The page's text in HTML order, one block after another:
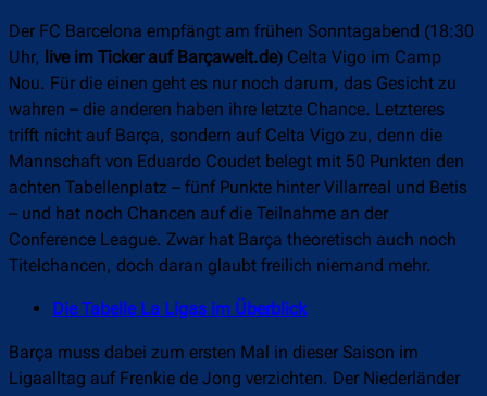
Der FC Barcelona empfängt am frühen Sonntagabend (18:30
Uhr, live im Ticker auf Barçawelt.de) Celta Vigo im Camp
Nou. Für die einen geht es nur noch darum, das Gesicht zu
wahren – die anderen haben ihre letzte Chance. Letzteres
trifft nicht auf Barça, sondern auf Celta Vigo zu, denn die
Mannschaft von Eduardo Coudet belegt mit 50 Punkten den
achten Tabellenplatz – fünf Punkte hinter Villarreal und Betis
– und hat noch Chancen auf die Teilnahme an der
Conference League. Zwar hat Barça theoretisch auch noch
Titelchancen, doch daran glaubt freilich niemand mehr.
Die Tabelle La Ligas im Überblick
Barça muss dabei zum ersten Mal in dieser Saison im
Ligaalltag auf Frenkie de Jong verzichten. Der Niederländer